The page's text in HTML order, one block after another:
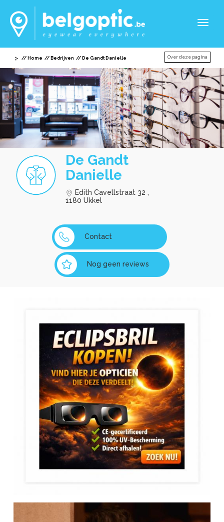
Home Bedrijven De Gandt Danielle Over deze pagina
De Gandt
Danielle
Edith Cavellstraat 32 ,
1180 Ukkel
Contact
Nog geen reviews